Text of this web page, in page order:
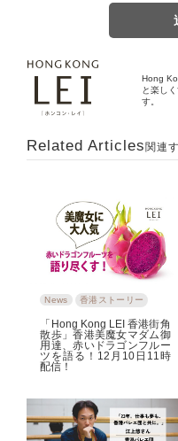
Hong
と楽し
す。
Related Articles関連
News 香港ストーリー
「Hong Kong LEI 香港街角
散歩」香港美魔女マダム御
用達、赤いドラゴンフルー
ツを語る！12月10日11時
配信！